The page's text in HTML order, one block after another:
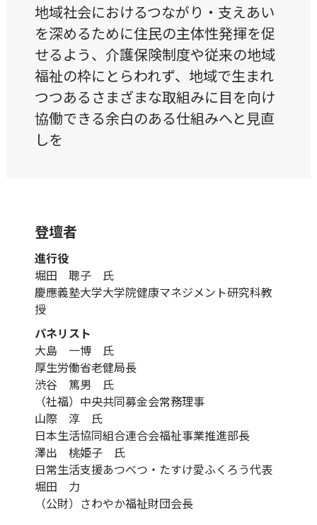
地域社会におけるつながり・支えあい
を深めるために住民の主体性発揮を促
せるよう、介護保険制度や従来の地域
福祉の枠にとらわれず、地域で生まれ
つつあるさまざまな取組みに目を向け
協働できる余白のある仕組みへと見直
しを
登壇者
進行役
堀田 聰子 氏
慶應義塾大学大学院健康マネジメント研究科教
授
パネリスト
大島 一博 氏
厚生労働省老健局長
渋谷 篤男 氏
（社福）中央共同募金会常務理事
山際 淳 氏
日本生活協同組合連合会福祉事業推進部長
澤出 桃姫子 氏
日常生活支援あつべつ・たすけ愛ふくろう代表
堀田 力
（公財）さわやか福祉財団会長